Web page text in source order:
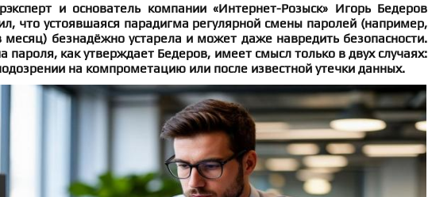
и основатель компании «Интернет-Розыск» Игорь Бедеров
что устоявшаяся парадигма регулярной смены паролей (например,
месяц) безнадёжно устарела и может даже навредить безопасности.
пароля, как утверждает Бедеров, имеет смысл только в двух случаях:
на компрометацию или после известной утечки данных.